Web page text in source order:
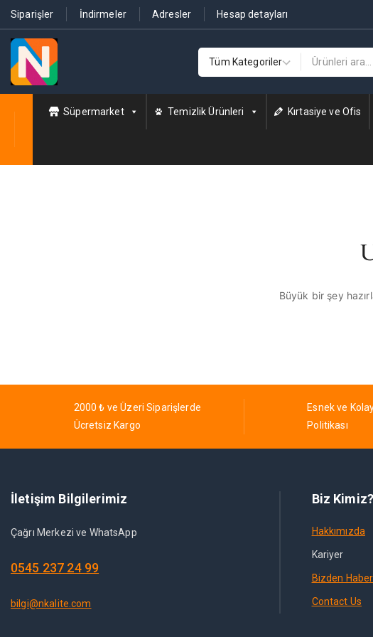
Siparişler İndirmeler Adresler Hesap detayları
Süpermarket Temizlik Ürünleri Kırtasiye ve Ofis
Büyük bir şey
2000 ₺ ve Üzeri Siparişlerde
Ücretsiz Kargo
Esnek ve
Politikası
İletişim Bilgilerimiz
Çağrı Merkezi ve WhatsApp
0545 237 24 99
bilgi@nkalite.com
Biz Kimiz?
Hakkımızda
Kariyer
Bizden
Contact Us